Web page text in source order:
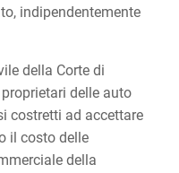
indipendentemente
della Corte di
delle auto
costretti ad accettare
il costo delle
della